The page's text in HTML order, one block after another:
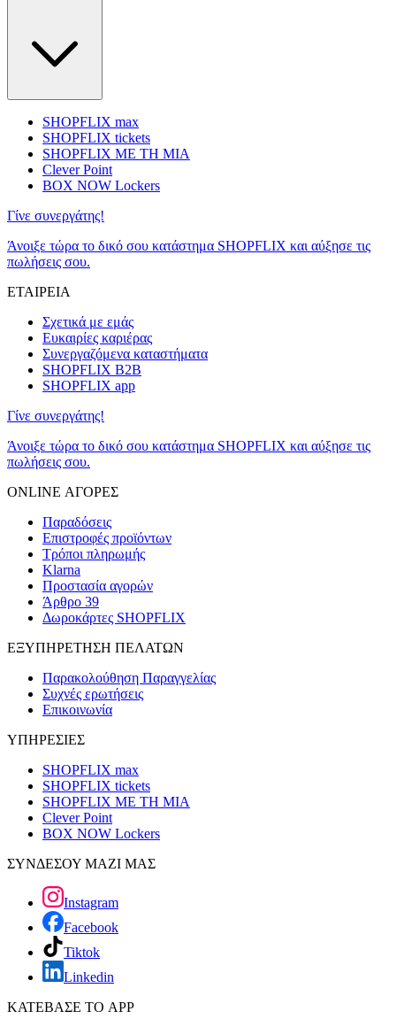
SHOPFLIX max
SHOPFLIX tickets
SHOPFLIX ΜΕ ΤΗ ΜΙΑ
Clever Point
BOX NOW Lockers
Γίνε συνεργάτης!
Άνοιξε τώρα το δικό σου κατάστημα SHOPFLIX και αύξησε τις
πωλήσεις σου.
ΕΤΑΙΡΕΙΑ
Σχετικά με εμάς
Ευκαιρίες καριέρας
Συνεργαζόμενα καταστήματα
SHOPFLIX B2B
SHOPFLIX app
Γίνε συνεργάτης!
Άνοιξε τώρα το δικό σου κατάστημα SHOPFLIX και αύξησε τις
πωλήσεις σου.
ONLINE ΑΓΟΡΕΣ
Παραδόσεις
Επιστροφές προϊόντων
Τρόποι πληρωμής
Klarna
Προστασία αγορών
Άρθρο 39
Δωροκάρτες SHOPFLIX
ΕΞΥΠΗΡΕΤΗΣΗ ΠΕΛΑΤΩΝ
Παρακολούθηση Παραγγελίας
Συχνές ερωτήσεις
Επικοινωνία
ΥΠΗΡΕΣΙΕΣ
SHOPFLIX max
SHOPFLIX tickets
SHOPFLIX ΜΕ ΤΗ ΜΙΑ
Clever Point
BOX NOW Lockers
ΣΥΝΔΕΣΟΥ ΜΑΖΙ ΜΑΣ
Instagram
Facebook
Tiktok
Linkedin
ΚΑΤΕΒΑΣΕ ΤΟ APP